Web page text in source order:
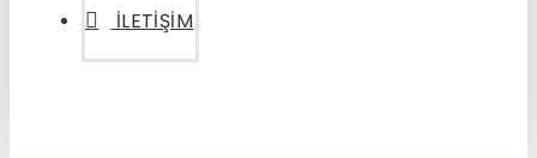
İLETIŞIM